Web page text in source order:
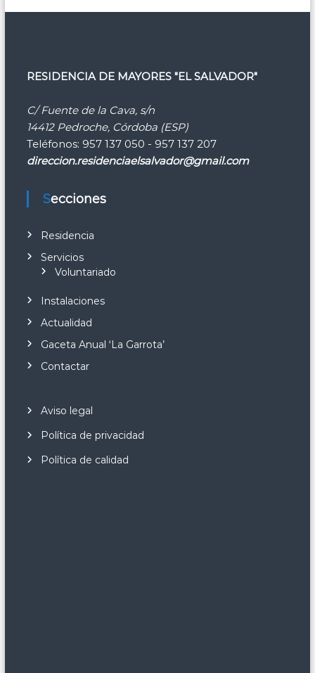
RESIDENCIA DE MAYORES "EL SALVADOR"
C/ Fuente de la Cava, s/n
14412 Pedroche, Córdoba (ESP)
Teléfonos: 957 137 050 - 957 137 207
direccion.residenciaelsalvador@gmail.com
Secciones
Residencia
Servicios
Voluntariado
Instalaciones
Actualidad
Gaceta Anual ‘La Garrota’
Contactar
Aviso legal
Política de privacidad
Política de calidad